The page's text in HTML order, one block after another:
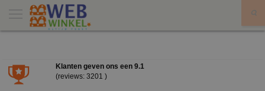
Klanten geven ons een 9.1
(reviews: 3201 )